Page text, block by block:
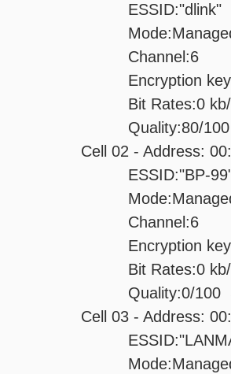
ESSID:"dlink"
Channel:6
Encryption
Bit Rates:0 kb/
Quality:80/100
Cell 02 - Address:
ESSID:"BP-
Channel:6
Encryption
Bit Rates:0 kb/
Quality:0/100 Signal
Cell 03 - Address: